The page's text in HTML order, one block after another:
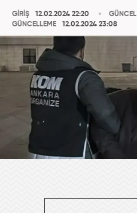
GİRİŞ
12.02.2024 22:20
GÜNCELLEME
12.02.2024 23:08
GÜNCEL